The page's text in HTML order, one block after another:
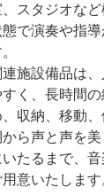
スタジオな
で演奏や指
施設備品は
く、長時間
収納、移動
ら声と声を
たるまで、
意いたします